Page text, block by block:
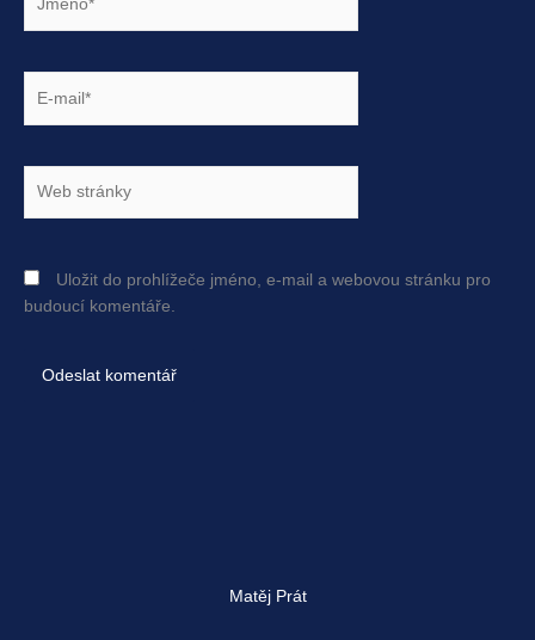
mail*
Uložit do prohlížeče jméno, e-mail a webovou stránku pro
budoucí komentáře.
Matěj Prát